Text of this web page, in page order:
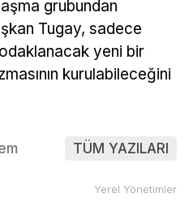
grubundan
Tugay, sadece
yeni bir
kurulabileceğini
TÜM YAZILARI
Yerel Yönetimler